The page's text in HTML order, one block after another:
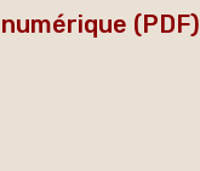
(PDF)